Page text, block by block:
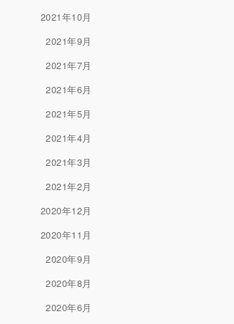
2021年10月
2021年9月
2021年7月
2021年6月
2021年5月
2021年4月
2021年3月
2021年2月
2020年12月
2020年11月
2020年9月
2020年8月
2020年6月